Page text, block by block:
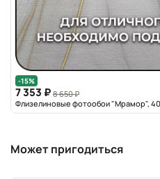
-15%
7 353 ₽ 8 650 ₽
Флизелиновые фотообои "Мрамор",
Может пригодиться